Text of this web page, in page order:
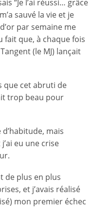
“Je l’ai réussi… grâce
sauvé la vie et je
par semaine me
fait que, à chaque fois
(le MJ) lançait
que cet abruti de
trop beau pour
mais
eu une crise
de plus en plus
et j’avais réalisé
mon premier échec